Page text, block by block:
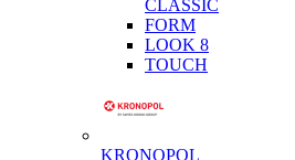
CLASSIC
FORM
LOOK 8
TOUCH
KRONOPOL